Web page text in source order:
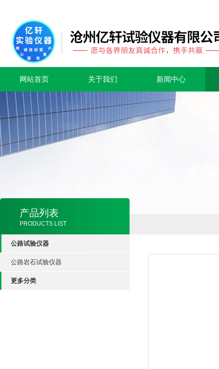
网站首页 关于我们 新闻中心
产品列表
PRODUCTS LIST
公路试验仪器
公路岩石试验仪器
更多分类